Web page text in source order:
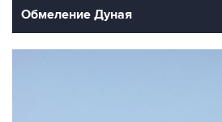
Обмеление Дуная